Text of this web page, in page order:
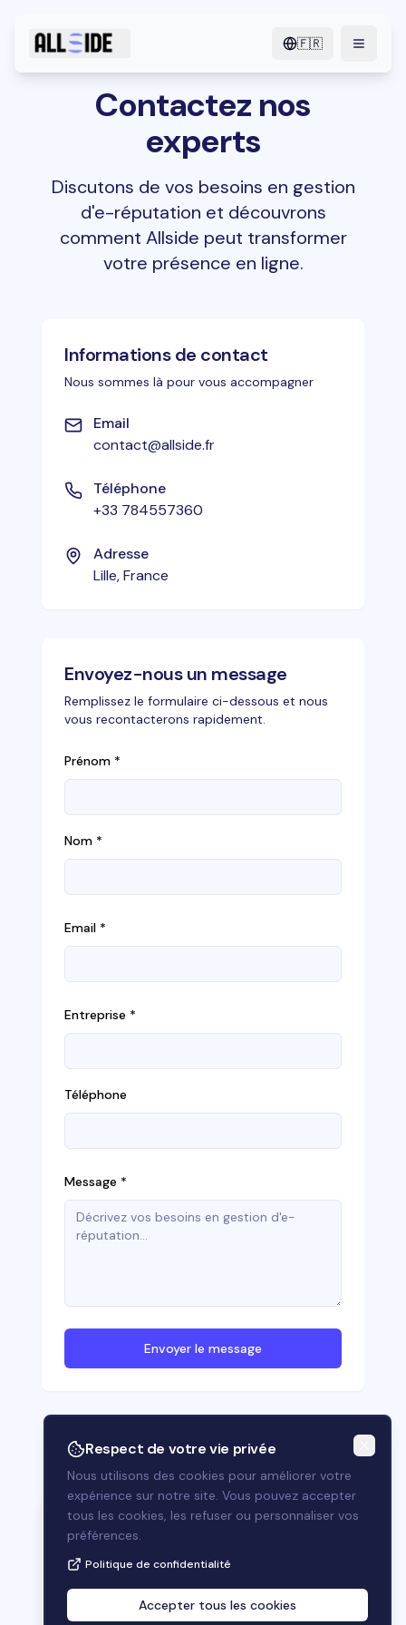
🇫🇷
Contactez nos
experts
Discutons de vos besoins en gestion
d'e-réputation et découvrons
comment Allside peut transformer
votre présence en ligne.
Informations de contact
Nous sommes là pour vous accompagner
Email
contact@allside.fr
Téléphone
+33 784557360
Adresse
Lille, France
Envoyez-nous un message
Remplissez le formulaire ci-dessous et nous
vous recontacterons rapidement.
Prénom *
Nom *
Email *
Entreprise *
Téléphone
Message *
Envoyer le message
Politique de confidentialitéBlog
Préférences cookies
Une question ?
vous aider aujourd'hui ?
Respect de votre vie privée
Nous utilisons des cookies pour améliorer votre
expérience sur notre site. Vous pouvez accepter
tous les cookies, les refuser ou personnaliser vos
préférences.
Politique de confidentialité
Accepter tous les cookies